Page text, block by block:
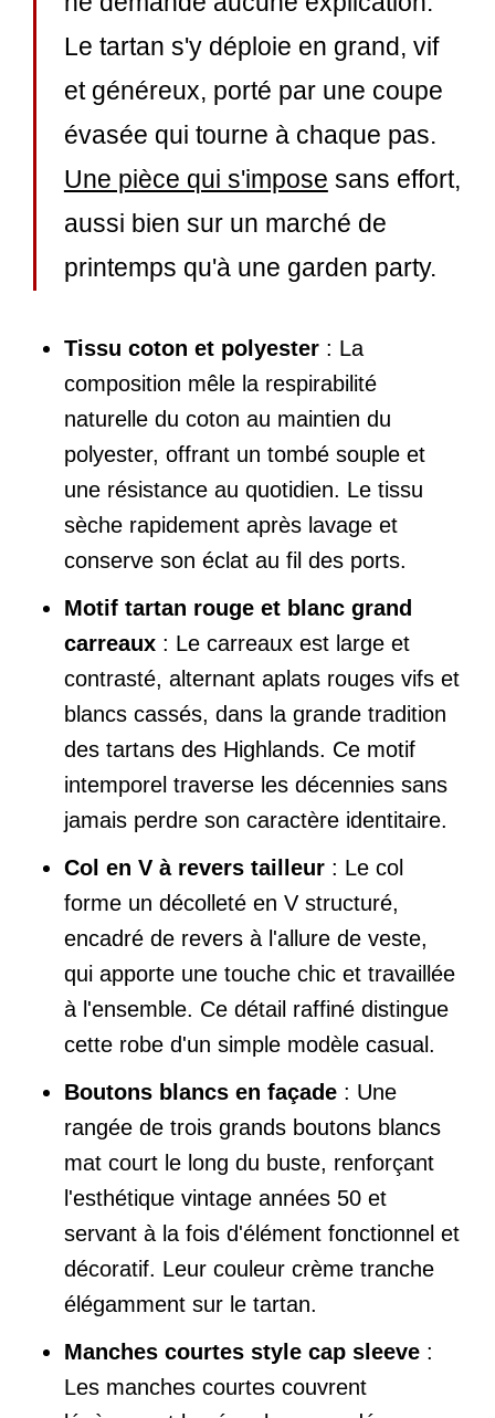
Le tartan s'y déploie en grand, vif
et généreux, porté par une coupe
évasée qui tourne à chaque pas.
Une pièce qui s'impose sans effort,
aussi bien sur un marché de
printemps qu'à une garden party.
Tissu coton et polyester : La
composition mêle la respirabilité
naturelle du coton au maintien du
polyester, offrant un tombé souple et
une résistance au quotidien. Le tissu
sèche rapidement après lavage et
conserve son éclat au fil des ports.
Motif tartan rouge et blanc grand
carreaux : Le carreaux est large et
contrasté, alternant aplats rouges vifs et
blancs cassés, dans la grande tradition
des tartans des Highlands. Ce motif
intemporel traverse les décennies sans
jamais perdre son caractère identitaire.
Col en V à revers tailleur : Le col
forme un décolleté en V structuré,
encadré de revers à l'allure de veste,
qui apporte une touche chic et travaillée
à l'ensemble. Ce détail raffiné distingue
cette robe d'un simple modèle casual.
Boutons blancs en façade : Une
rangée de trois grands boutons blancs
mat court le long du buste, renforçant
l'esthétique vintage années 50 et
servant à la fois d'élément fonctionnel et
décoratif. Leur couleur crème tranche
élégamment sur le tartan.
Manches courtes style cap sleeve :
Les manches courtes couvrent